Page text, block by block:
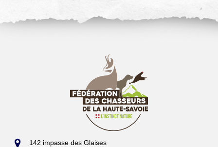
142 impasse des Glaises